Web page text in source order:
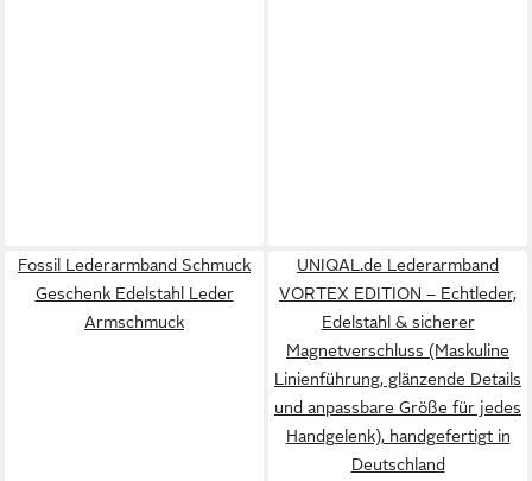
Fossil Lederarmband Schmuck
Geschenk Edelstahl Leder
Armschmuck
UNIQAL.de Lederarmband
VORTEX EDITION – Echtleder,
Edelstahl & sicherer
Magnetverschluss (Maskuline
Linienführung, glänzende Details
und anpassbare Größe für jedes
Handgelenk), handgefertigt in
Deutschland